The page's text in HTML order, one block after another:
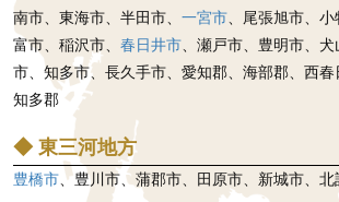
南市、東海市、半田市、 一宮市 、尾張旭市、
富市、稲沢市、 春日井市 、瀬戸市、豊明市、
市、知多市、長久手市、愛知郡、海部郡、西春
知多郡
◆ 東三河地方
豊橋市 、豊川市、蒲郡市、田原市、新城市、